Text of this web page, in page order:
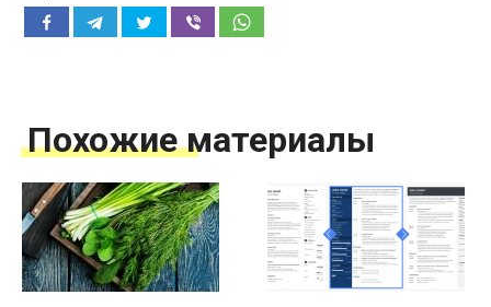
Похожие материалы